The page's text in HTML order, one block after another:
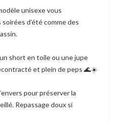
unisexe vous
d’été comme des
short en toile ou une jupe
et plein de peps 🌊☀️
pour préserver la
Repassage doux si